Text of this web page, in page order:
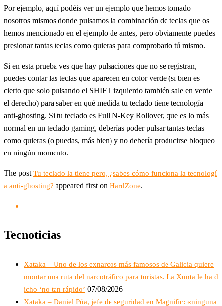
Por ejemplo, aquí podéis ver un ejemplo que hemos tomado
nosotros mismos donde pulsamos la combinación de teclas que os
hemos mencionado en el ejemplo de antes, pero obviamente puedes
presionar tantas teclas como quieras para comprobarlo tú mismo.
Si en esta prueba ves que hay pulsaciones que no se registran,
puedes contar las teclas que aparecen en color verde (si bien es
cierto que solo pulsando el SHIFT izquierdo también sale en verde
el derecho) para saber en qué medida tu teclado tiene tecnología
anti-ghosting. Si tu teclado es Full N-Key Rollover, que es lo más
normal en un teclado gaming, deberías poder pulsar tantas teclas
como quieras (o puedas, más bien) y no debería producirse bloqueo
en ningún momento.
The post Tu teclado la tiene pero, ¿sabes cómo funciona la tecnologí
a anti-ghosting? appeared first on HardZone.
Tecnoticias
Xataka – Uno de los exnarcos más famosos de Galicia quiere
montar una ruta del narcotráfico para turistas. La Xunta le ha d
icho ‘no tan rápido’ 07/08/2026
Xataka – Daniel Púa, jefe de seguridad en Magnific: «ninguna